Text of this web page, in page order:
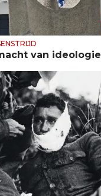
van ideologie